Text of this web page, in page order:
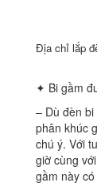
Địa chỉ lắp
✦ Bi gầm
– Dù đèn
phân khúc
chú ý. Với
giờ cùng
gầm này